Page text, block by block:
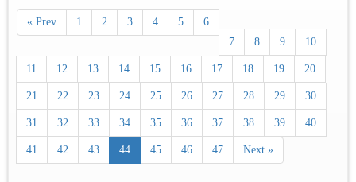
« Prev 1 2 3 4 5
6
7
8 9 10
11 12 13 14 15 16 17 18 19 20
21 22 23 24 25 26 27 28 29 30
31 32 33 34 35 36 37 38 39 40
41 42 43 44 45 46 47 Next »